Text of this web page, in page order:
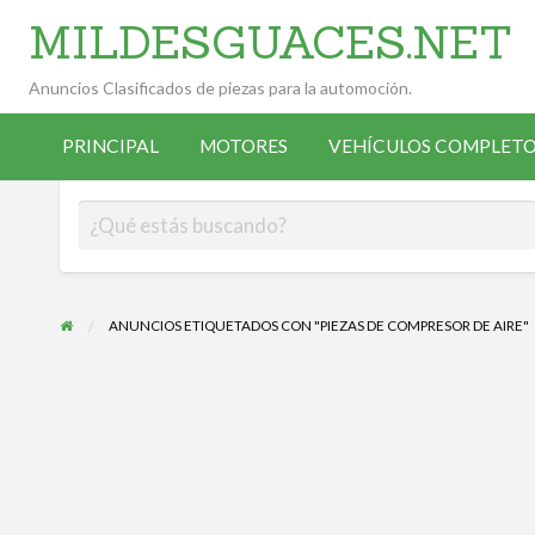
VEHÍCULOS
COMPLETOS
VEHÍCULOS
OCASIÓN
ALTA
ANUNCIANTE
MILDESGUACES.NET
Anuncios Clasificados de piezas para la automoción.
PRINCIPAL MOTORES VEHÍCULOS
ANUNCIOS ETIQUETADOS CON "PIEZAS DE COMPRESOR DE AIRE"